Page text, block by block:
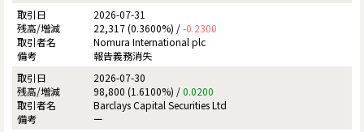
2026-07-31
22,317 (0.3600%) /-0.2300
Nomura International plc
報告義務消失
2026-07-30
98,800 (1.6100%) /0.0200
Barclays Capital Securities Ltd
ー